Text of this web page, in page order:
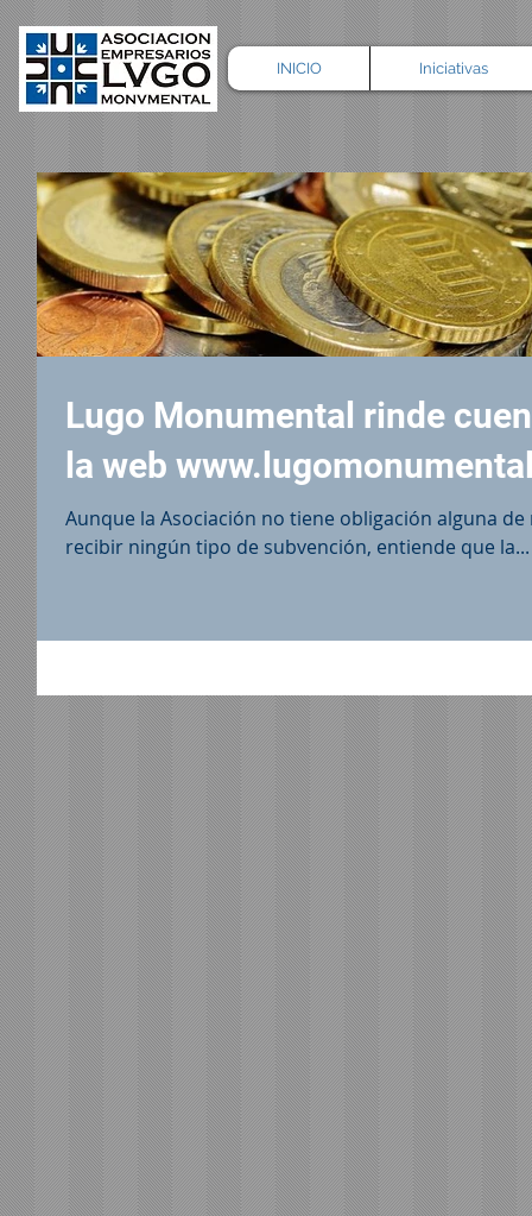
INICIO Iniciativas
Lugo Monumental rinde
la web
Aunque la Asociación no tiene obligación alguna
recibir ningún tipo de subvención, entiende que la...